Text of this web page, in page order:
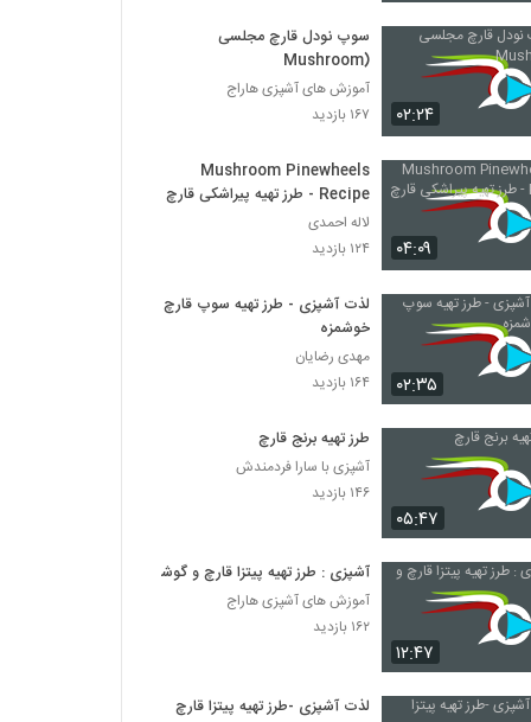
۰۲:۲۴
سوپ نودل قارچ مجلسی
(Mushroom
آموزش های آشپزی هاراج
۱۶۷ بازدید
۰۴:۰۹
Mushroom Pinewheels
Recipe - طرز تهیه پیراشکی قارچ
لاله احمدی
۱۲۴ بازدید
۰۲:۳۵
لذت آشپزی - طرز تهیه سوپ قارچ
خوشمزه
مهدی رضایان
۱۶۴ بازدید
۰۵:۴۷
طرز تهیه برنج قارچ
آشپزی با سارا فردمندش
۱۴۶ بازدید
۱۲:۴۷
آشپزی : طرز تهیه پیتزا قارچ و گوشت
آموزش های آشپزی هاراج
۱۶۲ بازدید
لذت آشپزی -طرز تهیه پیتزا قارچ